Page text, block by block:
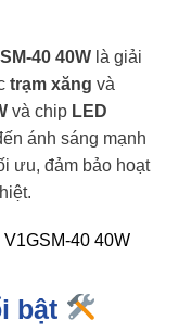
40 40W là giải
trạm xăng và
và chip LED
ánh sáng mạnh
ưu, đảm bảo hoạt
bật